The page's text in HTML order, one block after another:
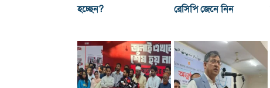
হচ্ছেন?
রেসিপি জেনে নিন